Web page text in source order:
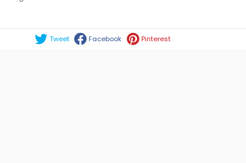
Tweet Facebook Pinterest